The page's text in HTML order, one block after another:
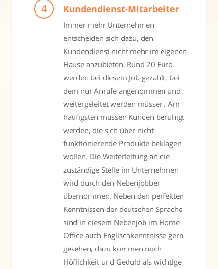
Kundendienst-Mitarbeiter
Immer mehr Unternehmen
entscheiden sich dazu, den
Kundendienst nicht mehr im eigenen
Hause anzubieten. Rund 20 Euro
werden bei diesem Job gezahlt, bei
dem nur Anrufe angenommen und
weitergeleitet werden müssen. Am
häufigsten müssen Kunden beruhigt
werden, die sich über nicht
funktionierende Produkte beklagen
wollen. Die Weiterleitung an die
zuständige Stelle im Unternehmen
wird durch den Nebenjobber
übernommen. Neben den perfekten
Kenntnissen der deutschen Sprache
sind in diesem Nebenjob im Home
Office auch Englischkenntnisse gern
gesehen, dazu kommen noch
Höflichkeit und Geduld als wichtige